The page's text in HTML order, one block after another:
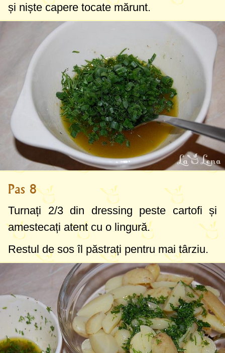
și niște capere tocate mărunt.
Pas 8
Turnați 2/3 din dressing peste cartofi și
amestecați atent cu o lingură.
Restul de sos îl păstrați pentru mai târziu.